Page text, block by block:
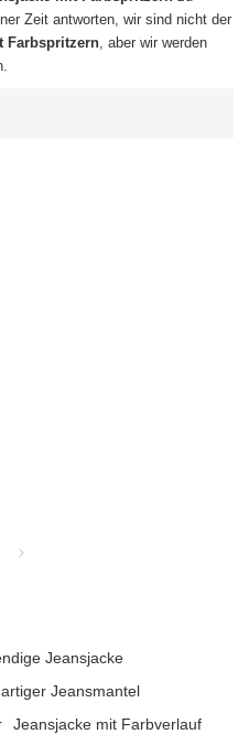
Zeit antworten, wir sind nicht der
Farbspritzern, aber wir werden
Jeansjacke
Jeansmantel
Jeansjacke mit Farbverlauf